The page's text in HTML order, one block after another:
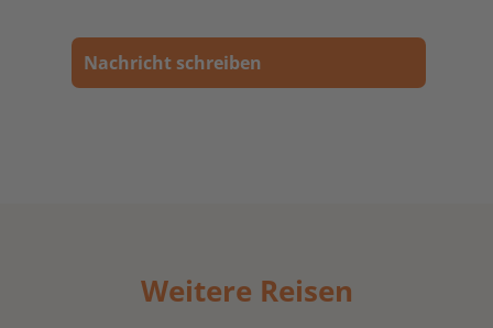
Nachricht schreiben
Weitere Reisen